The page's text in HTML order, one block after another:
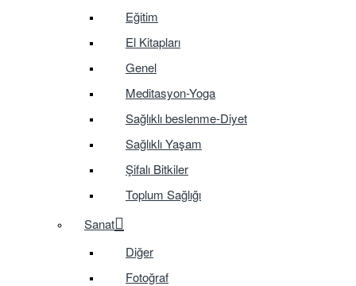
Eğitim
El Kitapları
Genel
Meditasyon-Yoga
Sağlıklı beslenme-Diyet
Sağlıklı Yaşam
Şifalı Bitkiler
Toplum Sağlığı
Sanat
Diğer
Fotoğraf